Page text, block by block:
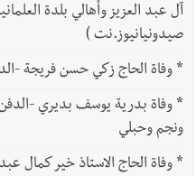
آل عبد العزيز وأهالي بلدة
صيدونيانيوز.نت )
*وفاة الحاج زكي حسن فريجة -الدفن -1-
*
ونجم وحبلي
*وفاة الحاج الاستاذ خير كمال